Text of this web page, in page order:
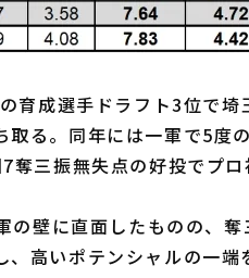
育成選手ドラフト3位で
取る。同年には一軍で5度
奪三振無失点の好投でプロ
壁に直面したものの、
、高いポテンシャルの一